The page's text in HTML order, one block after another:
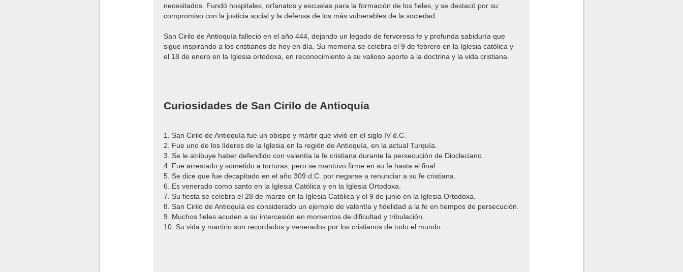
necesitados. Fundó hospitales, orfanatos y escuelas para la formación de los fieles, y se destacó por su
compromiso con la justicia social y la defensa de los más vulnerables de la sociedad.
San Cirilo de Antioquía falleció en el año 444, dejando un legado de fervorosa fe y profunda sabiduría que
sigue inspirando a los cristianos de hoy en día. Su memoria se celebra el 9 de febrero en la Iglesia católica y
el 18 de enero en la Iglesia ortodoxa, en reconocimiento a su valioso aporte a la doctrina y la vida cristiana.
Curiosidades de San Cirilo de Antioquía
1. San Cirilo de Antioquía fue un obispo y mártir que vivió en el siglo IV d.C.
2. Fue uno de los líderes de la Iglesia en la región de Antioquía, en la actual Turquía.
3. Se le atribuye haber defendido con valentía la fe cristiana durante la persecución de Diocleciano.
4. Fue arrestado y sometido a torturas, pero se mantuvo firme en su fe hasta el final.
5. Se dice que fue decapitado en el año 309 d.C. por negarse a renunciar a su fe cristiana.
6. Es venerado como santo en la Iglesia Católica y en la Iglesia Ortodoxa.
7. Su fiesta se celebra el 28 de marzo en la Iglesia Católica y el 9 de junio en la Iglesia Ortodoxa.
8. San Cirilo de Antioquía es considerado un ejemplo de valentía y fidelidad a la fe en tiempos de persecución.
9. Muchos fieles acuden a su intercesión en momentos de dificultad y tribulación.
10. Su vida y martirio son recordados y venerados por los cristianos de todo el mundo.